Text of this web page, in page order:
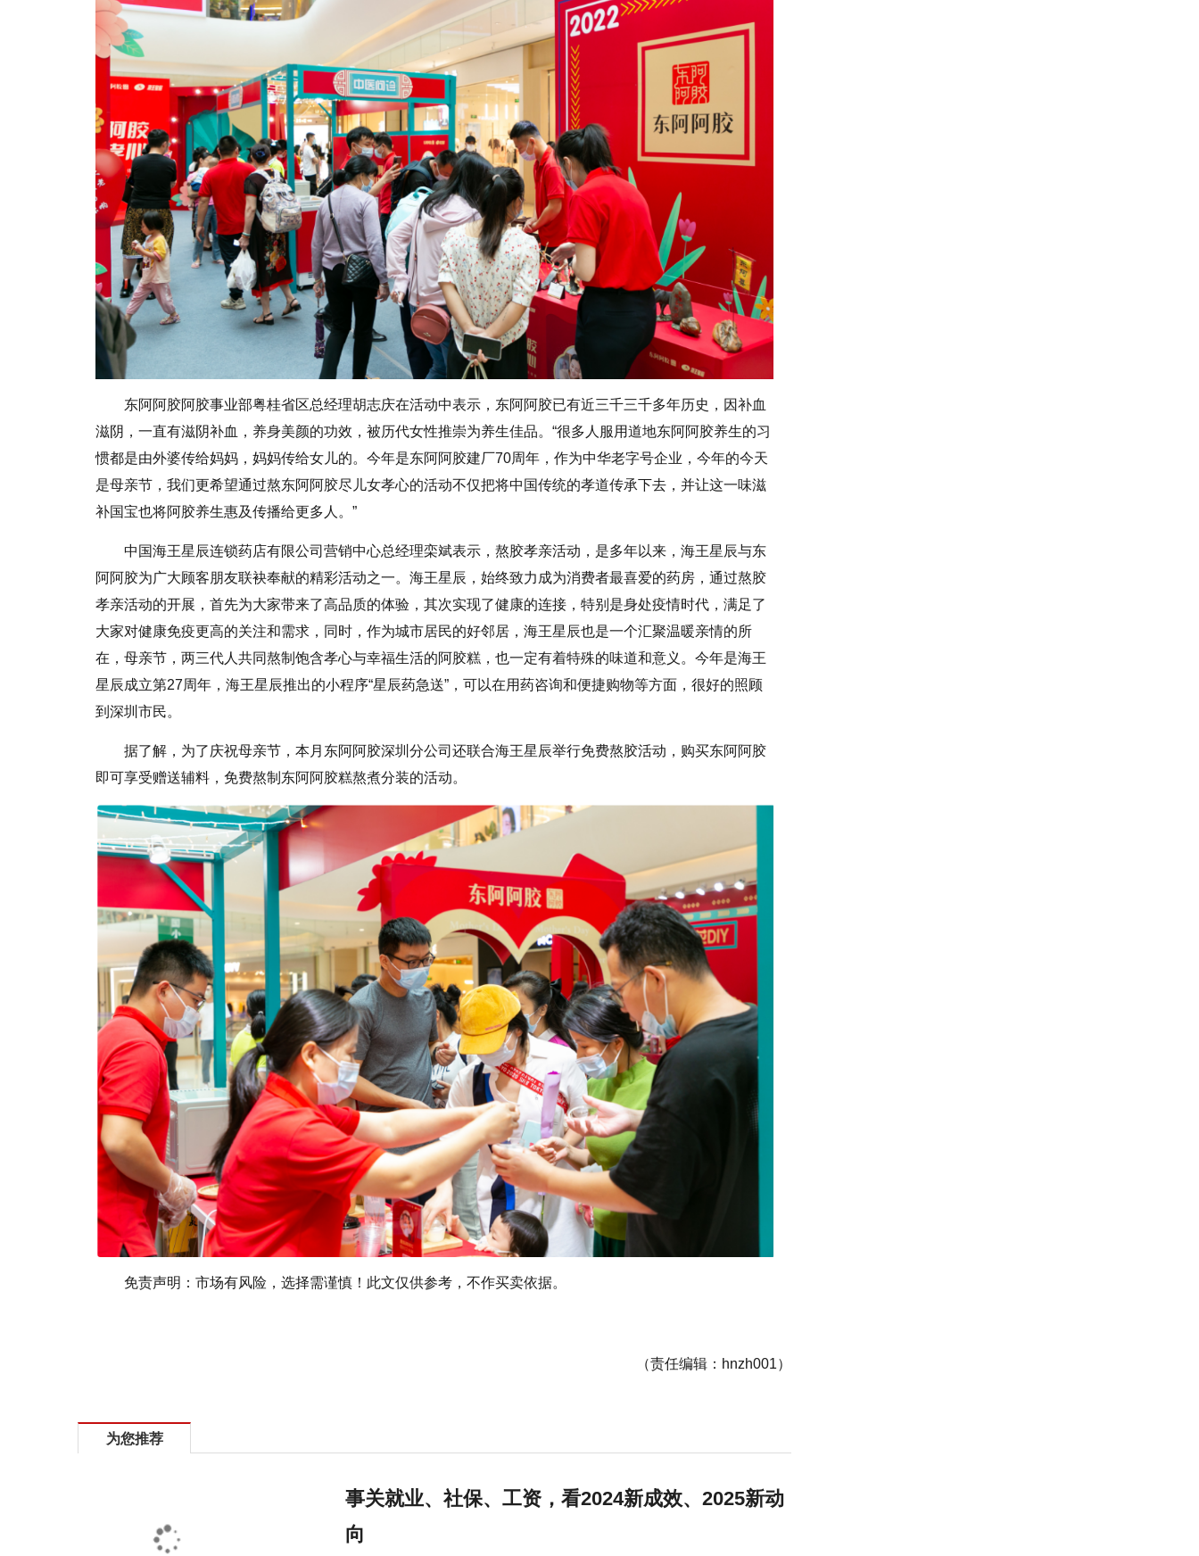
东阿阿胶阿胶事业部粤桂省区总经理胡志庆在活动中表示，东阿阿胶已有近三千三千多年历史，因补血
滋阴，一直有滋阴补血，养身美颜的功效，被历代女性推崇为养生佳品。“很多人服用道地东阿阿胶养生的习
惯都是由外婆传给妈妈，妈妈传给女儿的。今年是东阿阿胶建厂70周年，作为中华老字号企业，今年的今天
是母亲节，我们更希望通过熬东阿阿胶尽儿女孝心的活动不仅把将中国传统的孝道传承下去，并让这一味滋
补国宝也将阿胶养生惠及传播给更多人。”
中国海王星辰连锁药店有限公司营销中心总经理栾斌表示，熬胶孝亲活动，是多年以来，海王星辰与东
阿阿胶为广大顾客朋友联袂奉献的精彩活动之一。海王星辰，始终致力成为消费者最喜爱的药房，通过熬胶
孝亲活动的开展，首先为大家带来了高品质的体验，其次实现了健康的连接，特别是身处疫情时代，满足了
大家对健康免疫更高的关注和需求，同时，作为城市居民的好邻居，海王星辰也是一个汇聚温暖亲情的所
在，母亲节，两三代人共同熬制饱含孝心与幸福生活的阿胶糕，也一定有着特殊的味道和意义。今年是海王
星辰成立第27周年，海王星辰推出的小程序“星辰药急送”，可以在用药咨询和便捷购物等方面，很好的照顾
到深圳市民。
据了解，为了庆祝母亲节，本月东阿阿胶深圳分公司还联合海王星辰举行免费熬胶活动，购买东阿阿胶
即可享受赠送辅料，免费熬制东阿阿胶糕熬煮分装的活动。
免责声明：市场有风险，选择需谨慎！此文仅供参考，不作买卖依据。
（责任编辑：hnzh001）
为您推荐
事关就业、社保、工资，看2024新成效、2025新动
向